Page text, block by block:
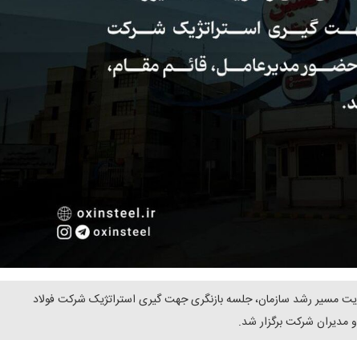
مسیر رشد سازمان، جلسه بازنگری جهت‌ گیری استراتژیک شرکت فولاد
مدیران شرکت برگزار شد.